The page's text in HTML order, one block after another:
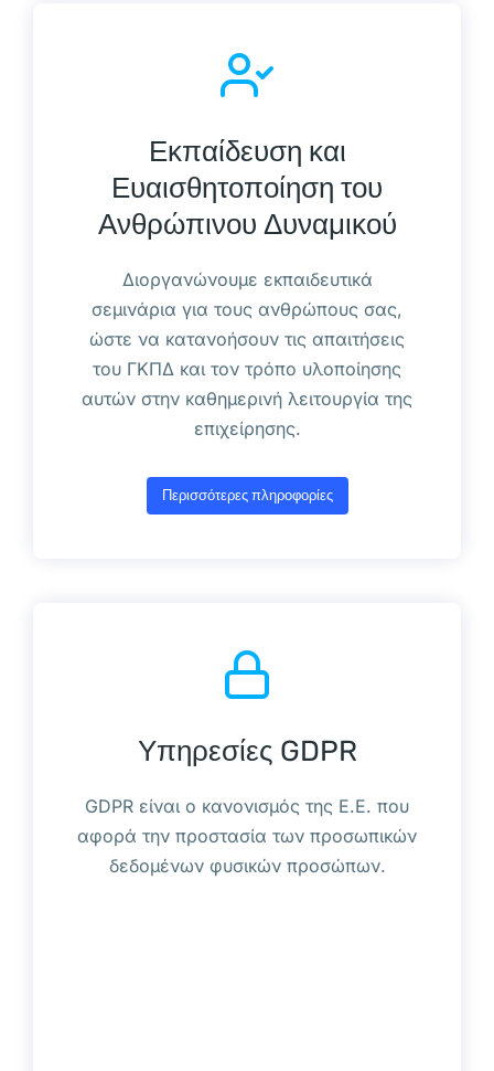
Εκπαίδευση και
Ευαισθητοποίηση του
Ανθρώπινου Δυναμικού
Διοργανώνουμε εκπαιδευτικά
σεμινάρια για τους ανθρώπους σας,
ώστε να κατανοήσουν τις απαιτήσεις
του ΓΚΠΔ και τον τρόπο υλοποίησης
αυτών στην καθημερινή λειτουργία της
επιχείρησης.
Περισσότερες πληροφορίες
Υπηρεσίες GDPR
GDPR είναι ο κανονισμός της Ε.Ε. που
αφορά την προστασία των προσωπικών
δεδομένων φυσικών προσώπων.